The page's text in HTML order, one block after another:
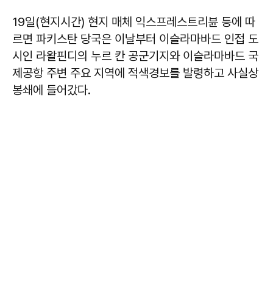
19일(현지시간) 현지 매체 익스프레스트리뷴 등에 따
르면 파키스탄 당국은 이날부터 이슬라마바드 인접 도
시인 라왈핀디의 누르 칸 공군기지와 이슬라마바드 국
제공항 주변 주요 지역에 적색경보를 발령하고 사실상
봉쇄에 들어갔다.